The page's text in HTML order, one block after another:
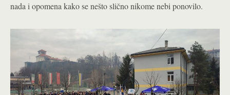
nada i opomena kako se nešto slično nikome nebi ponovilo.